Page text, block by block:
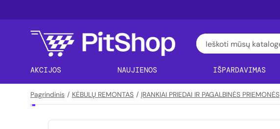
AKCIJOS NAUJIENOS IŠPARDAVIMAS
Pagrindinis / KĖBULŲ REMONTAS / ĮRANKIAI PRIEDAI IR PAGALBINĖS PRIEMONĖS